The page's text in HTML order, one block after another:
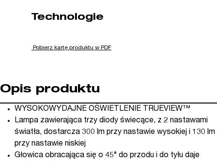
Technologie
Pobierz kartę produktu w PDF
Opis produktu
WYSOKOWYDAJNE OŚWIETLENIE TRUEVIEW™
Lampa zawierająca trzy diody świecące, z 2 nastawami
światła, dostarcza 300 lm przy nastawie wysokiej i 130 lm
przy nastawie niskiej
Głowica obracająca się o 45° do przodu i do tyłu daje